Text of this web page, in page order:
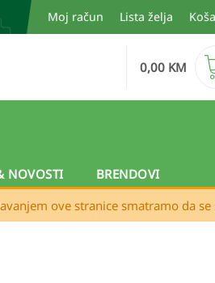
Moj račun Lista želja
0,00 KM
NOVOSTI
BRENDOVI
ove stranice smatramo da se